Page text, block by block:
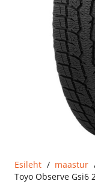
Esileht / maastur
Toyo Observe Gsi6